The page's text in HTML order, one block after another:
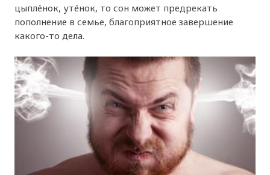
цыплёнок, утёнок, то сон может предрекать
пополнение в семье, благоприятное завершение
какого-то дела.